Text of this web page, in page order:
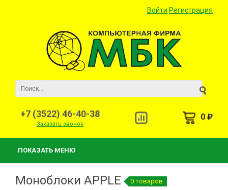
Войти Регистрация
+7 (3522) 46-40-38
Заказать звонок
0 ₽
ПОКАЗАТЬ МЕНЮ
Моноблоки APPLE 0 товаров